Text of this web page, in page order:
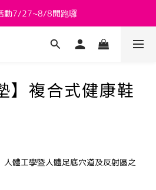
送 $800購物金
動7/27~8/8開跑囉
員送 $800購物金
】複合式健康鞋
體工學暨人體足底穴道及反射區之